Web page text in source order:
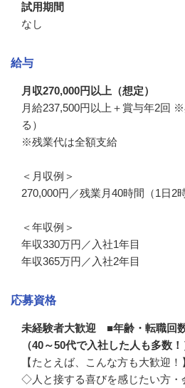
試用期間
なし
給与
月収270,000円以上（想定）
月給237,500円以上＋賞与年2回
る）
※残業代は全額支給
＜月収例＞
270,000円／残業月40時間（1日2
＜年収例＞
年収330万円／入社1年目
年収365万円／入社2年目
応募資格
未経験者大歓迎 ■年齢・転職回
（40～50代で入社した人も多数
【たとえば、こんな方も大歓迎！
◇人と接する喜びを感じたい方・